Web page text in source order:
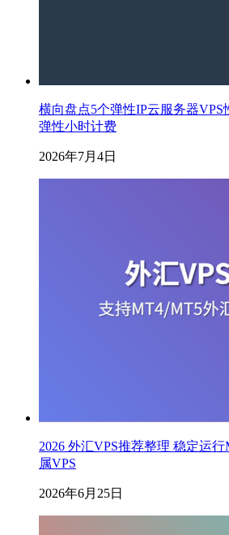
横向盘点5个弹性IP云服务器
弹性小时计费
2026年7月4日
2026 外汇VPS推荐整理 稳定运
属VPS
2026年6月25日